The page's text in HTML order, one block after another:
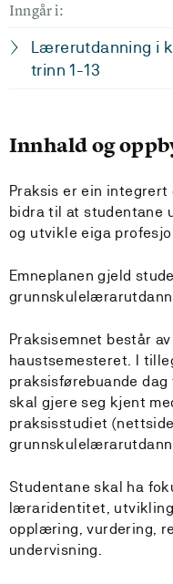
Inngår i:
Lærerutdanning i
trinn 1-13
Innhald og
Praksis er ein integrert
bidra til at studentane
og utvikle eiga
Emneplanen gjeld
Praksisemnet består
haustsemesteret. I
praksisførebuande
skal gjere seg kjent
praksisstudiet
Studentane skal ha
læraridentitet,
opplæring, vurdering,
undervisning.